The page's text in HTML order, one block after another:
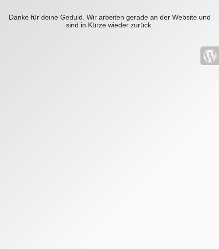
Danke für deine Geduld. Wir arbeiten gerade an der Website und
sind in Kürze wieder zurück.